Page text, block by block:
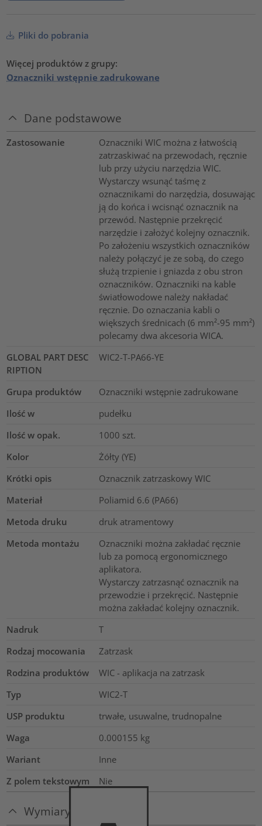
Pliki do pobrania
Więcej produktów z grupy:
Oznaczniki wstępnie zadrukowane
Dane podstawowe
Zastosowanie
Oznaczniki WIC można z łatwością
zatrzaskiwać na przewodach, ręcznie
lub przy użyciu narzędzia WIC.
Wystarczy wsunąć taśmę z
oznacznikami do narzędzia, dosuwając
ją do końca i wcisnąć oznacznik na
przewód. Następnie przekręcić
narzędzie i założyć kolejny oznacznik.
Po założeniu wszystkich oznaczników
należy połączyć je ze sobą, do czego
służą trzpienie i gniazda z obu stron
oznaczników. Oznaczniki na kable
światłowodowe należy nakładać
ręcznie. Do oznaczania kabli o
większych średnicach (6 mm²-95 mm²)
polecamy dwa akcesoria WICA.
GLOBAL PART DESC
RIPTION
WIC2-T-PA66-YE
Grupa produktów
Oznaczniki wstępnie zadrukowane
Ilość w
pudełku
Ilość w opak.
1000 szt.
Kolor
Żółty (YE)
Krótki opis
Oznacznik zatrzaskowy WIC
Materiał
Poliamid 6.6 (PA66)
Metoda druku
druk atramentowy
Metoda montażu
Oznaczniki można zakładać ręcznie
lub za pomocą ergonomicznego
aplikatora.
Wystarczy zatrzasnąć oznacznik na
przewodzie i przekręcić. Następnie
można zakładać kolejny oznacznik.
Nadruk
T
Rodzaj mocowania
Zatrzask
Rodzina produktów
WIC - aplikacja na zatrzask
Typ
WIC2-T
USP produktu
trwałe, usuwalne, trudnopalne
Waga
0.000155 kg
Wariant
Inne
Z polem tekstowym
Nie
Wymiary